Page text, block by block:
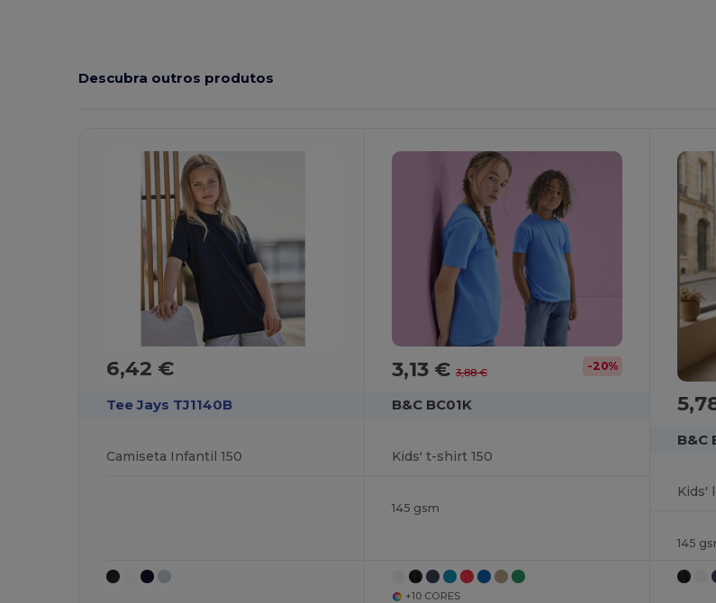
Descubra outros produtos
6,42 €
Tee Jays TJ1140B
Camiseta Infantil 150
3,13 € 3,88 € -20%
B&C BC01K
Kids' t-shirt 150
145 gsm
+10 CORES
B&C
Kids'
145